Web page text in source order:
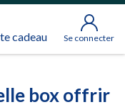
cadeau
Se connecter
box offrir